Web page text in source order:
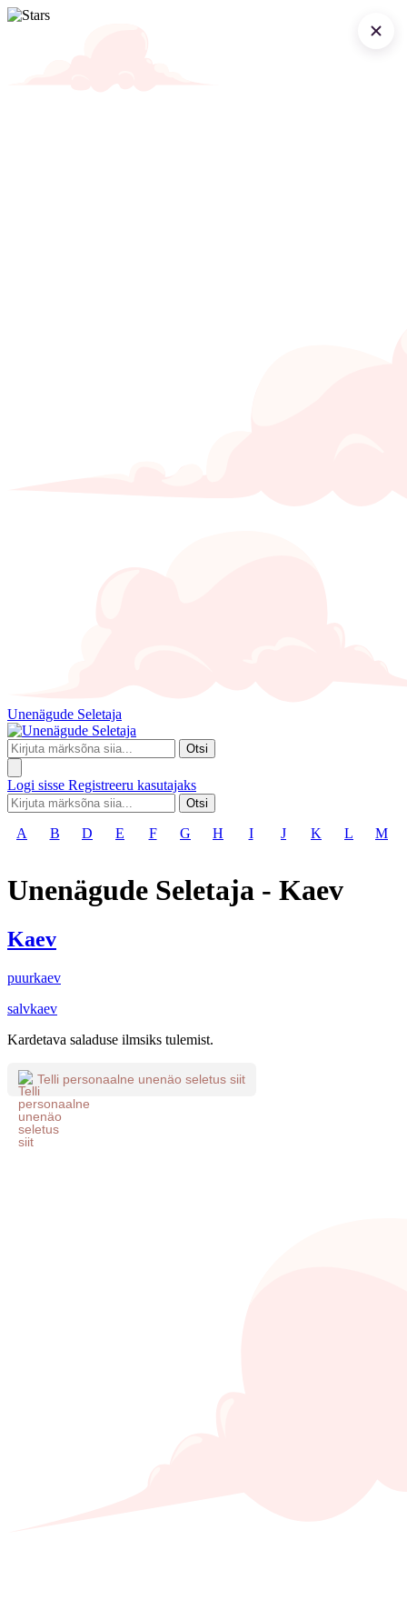
Unenägude Seletaja
Otsi
Logi sisse Registreeru kasutajaks
Otsi
A B D E F G H I J K L M
Unenägude Seletaja - Kaev
Kaev
puurkaev
salvkaev
Kardetava saladuse ilmsiks tulemist.
Telli personaalne unenäo seletus siit